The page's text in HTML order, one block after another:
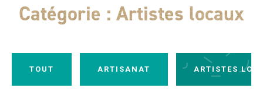
Catégorie : Artistes locaux
TOUT ARTISANAT ARTISTES